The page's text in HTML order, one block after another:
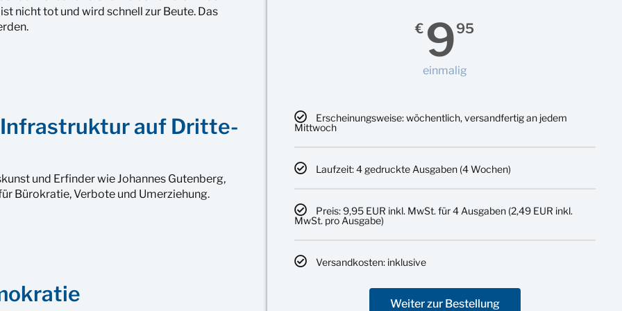
nicht tot und wird schnell zur Beute. Das
auf Dritte-
und Erfinder wie Johannes Gutenberg,
Bürokratie, Verbote und Umerziehung.
€ 995
einmalig
Erscheinungsweise: wöchentlich, versandfertig an jedem
Mittwoch
Laufzeit: 4 gedruckte Ausgaben (4 Wochen)
Preis: 9,95 EUR inkl. MwSt. für 4 Ausgaben (2,49 EUR inkl.
MwSt. pro Ausgabe)
Versandkosten: inklusive
Weiter zur Bestellung